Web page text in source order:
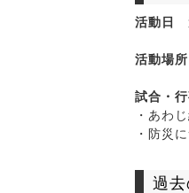
活動日
活動場所
試合・行
・あわ
・防災
過